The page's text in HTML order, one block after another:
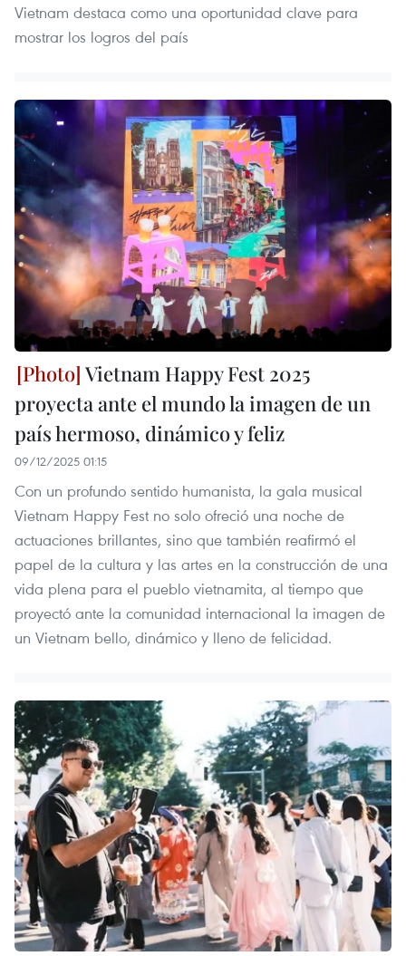
Vietnam destaca como una oportunidad clave para
mostrar los logros del país
Vietnam Happy Fest 2025
proyecta ante el mundo la imagen de un
país hermoso, dinámico y feliz
09/12/2025 01:15
Con un profundo sentido humanista, la gala musical
Vietnam Happy Fest no solo ofreció una noche de
actuaciones brillantes, sino que también reafirmó el
papel de la cultura y las artes en la construcción de una
vida plena para el pueblo vietnamita, al tiempo que
proyectó ante la comunidad internacional la imagen de
un Vietnam bello, dinámico y lleno de felicidad.